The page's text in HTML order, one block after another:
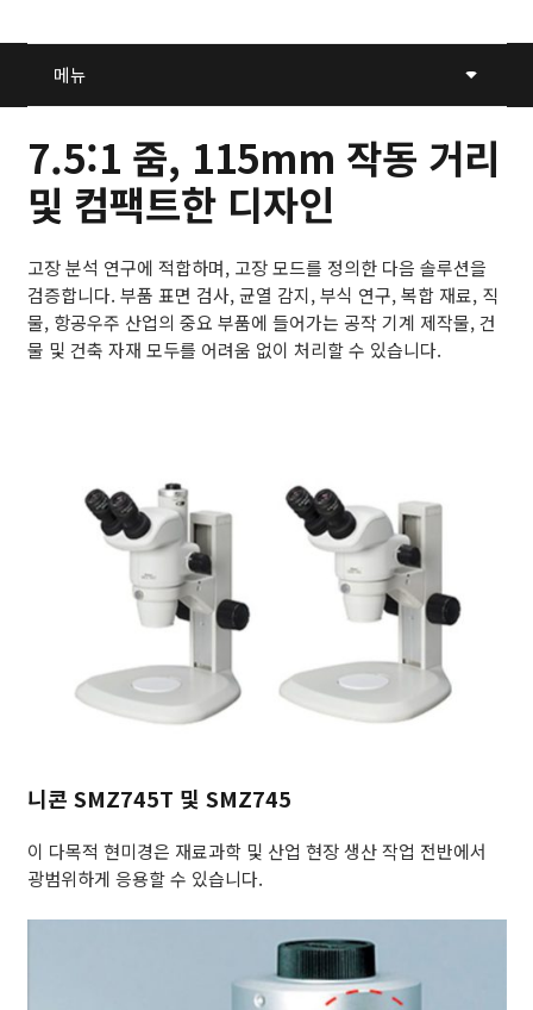
메뉴
7.5:1 줌, 115mm 작동 거리
및 컴팩트한 디자인
고장 분석 연구에 적합하며, 고장 모드를 정의한 다음 솔루션을
검증합니다. 부품 표면 검사, 균열 감지, 부식 연구, 복합 재료, 직
물, 항공우주 산업의 중요 부품에 들어가는 공작 기계 제작물, 건
물 및 건축 자재 모두를 어려움 없이 처리할 수 있습니다.
니콘 SMZ745T 및 SMZ745
이 다목적 현미경은 재료과학 및 산업 현장 생산 작업 전반에서
광범위하게 응용할 수 있습니다.